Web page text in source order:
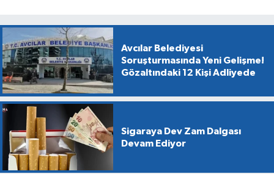
Avcılar Belediyesi
Soruşturmasında Yeni Gelişme!
Gözaltındaki 12 Kişi Adliyede
Sigaraya Dev Zam Dalgası
Devam Ediyor